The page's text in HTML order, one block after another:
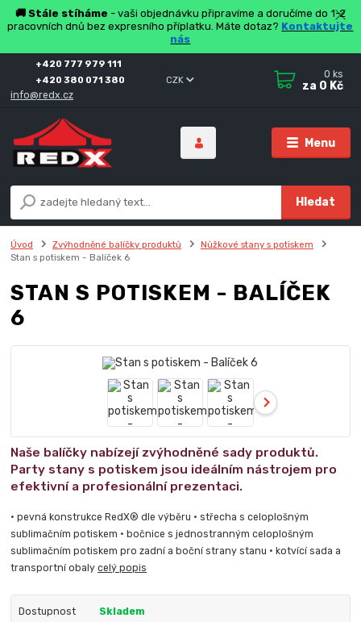
🚚 Stále stíháme - vaši objednávku připravíme a doručíme do 1-2
pracovních dnů bez expresního příplatku. Máte dotaz? Kontaktujte
nás
Menu
CZK
Hledat
+420 777 979 111
+420 380 071 380
info@redx.cz
0 ks
za 0 Kč
Úvod Zvýhodněné balíčky produktů
Nůžkové stany s potiskem
Stan s potiskem - Balíček 6
STAN S POTISKEM - BALÍČEK
6
Naše balíčky nabízejí zvýhodněné sady produktů.
Party stany s potiskem jsou ideálním nástrojem pro
efektivní a profesionální prezentaci.
• pevná konstrukce RedX® dle výběru • střecha s celoplošným
sublimačním potiskem • bočnice s jednostranným celoplošným
sublimačním potiskem pro zadní a boční strany stanu • kotvící sada a
transportní obalycelý popis
Dostupnost Skladem